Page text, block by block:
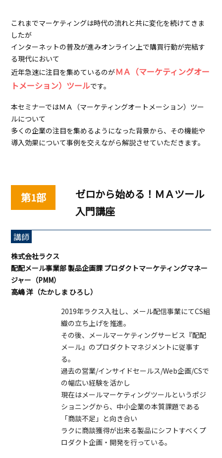
これまでマーケティングは時代の流れと共に変化を続けてきま
したが
インターネットの普及が進みオンライン上で購買行動が完結す
る現代において
近年急速に注目を集めているのがＭＡ（マーケティングオー
トメーション）ツールです。
本セミナーではＭＡ（マーケティングオートメーション）ツー
ルについて
多くの企業の注目を集めるようになった背景から、その機能や
導入効果について事例を交えながら解説させていただきます。
ゼロから始める！ＭＡツール
入門講座
株式会社ラクス
配配メール事業部 製品企画課 プロダクトマーケティングマネー
ジャー（PMM）
高嶋 洋（たかしま ひろし）
2019年ラクス入社し、メール配信事業にてCS組
織の立ち上げを推進。
その後、メールマーケティングサービス『配配
メール』のプロダクトマネジメントに従事す
る。
過去の営業/インサイドセールス/Web企画/CSで
の幅広い経験を活かし
現在はメールマーケティングツールというポジ
ショニングから、中小企業の本質課題である
「商談不足」と向き合い
ラクに商談獲得が出来る製品にシフトすべくプ
ロダクト企画・開発を行っている。